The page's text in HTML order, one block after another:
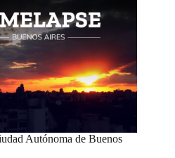
Autónoma de Buenos